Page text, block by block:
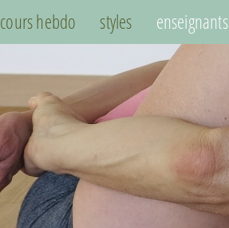
cours hebdo styles enseignants